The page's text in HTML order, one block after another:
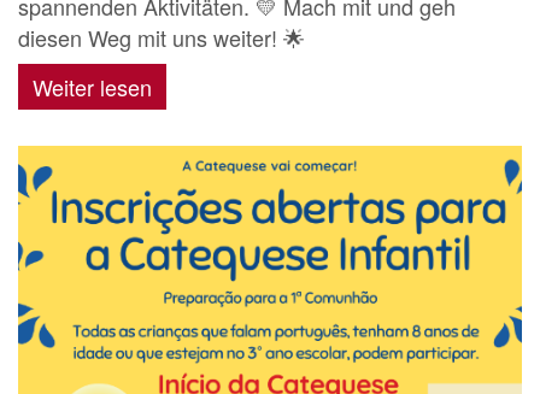
diesen Weg mit uns weiter! 🌟
Weiter lesen